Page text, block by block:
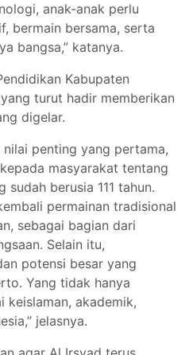
anak-anak perlu
bermain bersama, serta
bangsa,” katanya.
Kabupaten
turut hadir memberikan
digelar.
penting yang pertama,
masyarakat tentang
sudah berusia 111 tahun.
permainan tradisional
sebagai bagian dari
Selain itu,
potensi besar yang
Yang tidak hanya
keislaman, akademik,
jelasnya.